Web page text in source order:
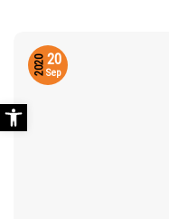
20
Sep
2020
Abrir barra de herramientas